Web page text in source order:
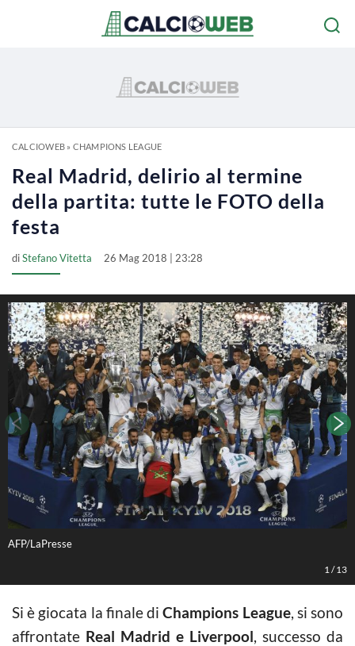
CALCIOWEB» CHAMPIONS LEAGUE
Real Madrid, delirio al termine
della partita: tutte le FOTO della
festa
diStefano Vitetta 26 Mag 2018 | 23:28
AFP/LaPresse
1 /13
Si è giocata la finale diChampions League, si sono
affrontate Real Madrid e Liverpool, successo da